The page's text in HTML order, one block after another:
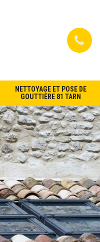
NETTOYAGE ET POSE DE
GOUTTIÈRE 81 TARN